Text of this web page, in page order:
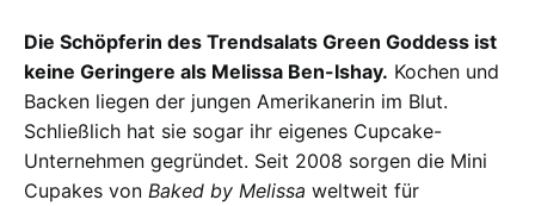
Die Schöpferin des Trendsalats Green Goddess ist
keine Geringere als Melissa Ben-Ishay. Kochen und
Backen liegen der jungen Amerikanerin im Blut.
Schließlich hat sie sogar ihr eigenes Cupcake-
Unternehmen gegründet. Seit 2008 sorgen die Mini
Cupakes von Baked by Melissa weltweit für